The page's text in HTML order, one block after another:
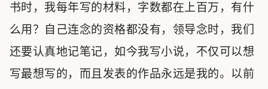
书时，我每年写的材料，字数都在上百万，有什
么用？自己连念的资格都没有，领导念时，我们
还要认真地记笔记，如今我写小说，不仅可以想
写最想写的，而且发表的作品永远是我的。以前